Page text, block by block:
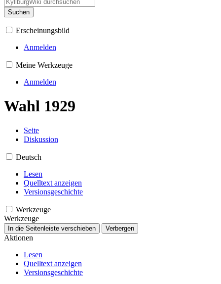
Suchen
Erscheinungsbild
Anmelden
Meine Werkzeuge
Anmelden
Wahl 1929
Seite
Diskussion
Deutsch
Lesen
Quelltext anzeigen
Versionsgeschichte
Werkzeuge
Werkzeuge
In die Seitenleiste verschieben Verbergen
Aktionen
Lesen
Quelltext anzeigen
Versionsgeschichte